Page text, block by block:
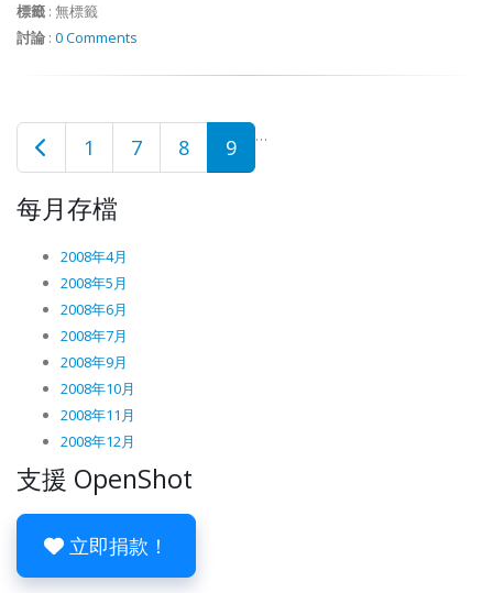
標籤 : 無標籤
討論 : 0 Comments
1 …
7 8 9
每月存檔
2008年4月
2008年5月
2008年6月
2008年7月
2008年9月
2008年10月
2008年11月
2008年12月
支援 OpenShot
立即捐款！